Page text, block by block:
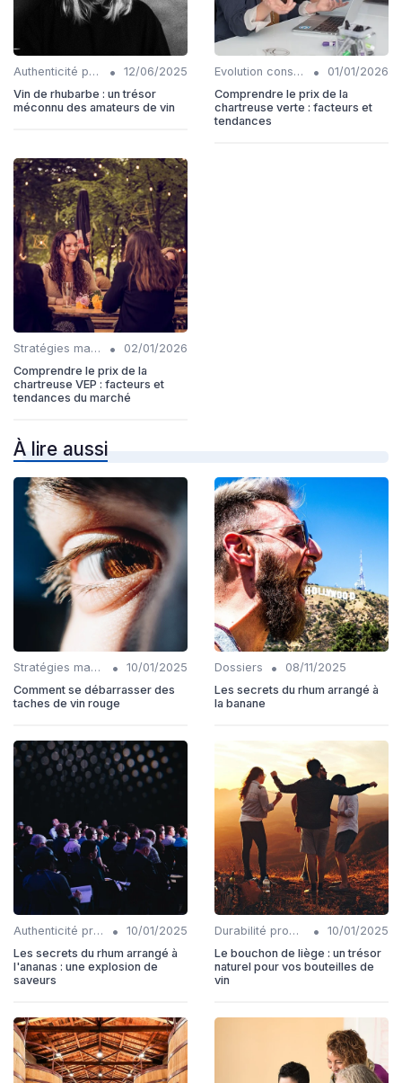
Authenticité produits •
12/06/2025
Vin de rhubarbe : un trésor
méconnu des amateurs de vin
Evolution consommation •
01/01/2026
Comprendre le prix de la
chartreuse verte : facteurs et
tendances
Stratégies marketing •
02/01/2026
Comprendre le prix de la
chartreuse VEP : facteurs et
tendances du marché
À lire aussi
Stratégies marketing •
10/01/2025
Comment se débarrasser des
taches de vin rouge
Dossiers •
08/11/2025
Les secrets du rhum arrangé à
la banane
Authenticité produits •
10/01/2025
Les secrets du rhum arrangé à
l'ananas : une explosion de
saveurs
Durabilité production •
10/01/2025
Le bouchon de liège : un trésor
naturel pour vos bouteilles de
vin